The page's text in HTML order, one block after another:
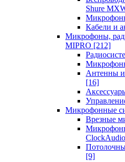
Shure
Кабели и
Микрофоны,
MIPRO [212]
Антенны и
[16]
Микрофонные
Врезные
ClockAudio
[9]